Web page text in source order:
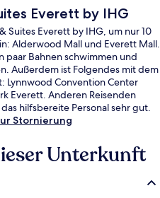
Everett by IHG
Suites Everett by IHG, um nur 10
Alderwood Mall und Everett Mall.
paar Bahnen schwimmen und
Außerdem ist Folgendes mit dem
Lynnwood Convention Center
Everett. Anderen Reisenden
hilfsbereite Personal sehr gut.
Stornierung
Unterkunft